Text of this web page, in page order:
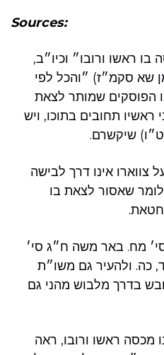
Sources:
ראשו ורובו״ וכיו״ב,
שא סקמ״ז) ״והכל לפי
הפוסקים שמותר לצאת
ראשיו תחובים בתוכו, ויש
שיקשרם.
צווארו אינו דרך לבישה
שאסור לצאת בו
חטאת.
מח. באר משה ח״ג סי׳
כה. ולהעיר גם משו״ת
בדרך מלבוש מהני גם
מכסה ראשו ורובו, ראה